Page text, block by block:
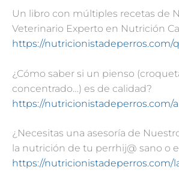
Un libro con múltiples recetas de
Veterinario Experto en Nutrición
https://nutricionistadeperros.com/
¿Cómo saber si un pienso
concentrado…) es de calidad?
https://nutricionistadeperros.com/
¿Necesitas una asesoría de
la nutrición de tu perrhij@ sano o
https://nutricionistadeperros.com/